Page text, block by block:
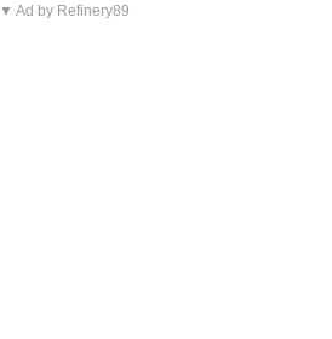
▼ Ad by Refinery89